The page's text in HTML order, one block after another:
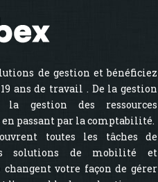
de gestion et bénéficiez
ans de travail . De la gestion
la gestion des ressources
passant par la comptabilité.
toutes les tâches de
solutions de mobilité et
votre façon de gérer